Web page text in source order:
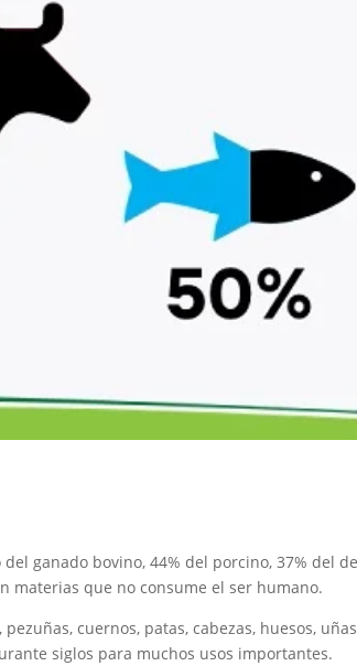
ganado bovino, 44% del porcino, 37% del
materias que no consume el ser humano.
cuernos, patas, cabezas, huesos,
siglos para muchos usos importantes.